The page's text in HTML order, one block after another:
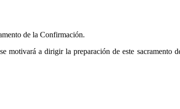
de la Confirmación.
motivará a dirigir la preparación de este